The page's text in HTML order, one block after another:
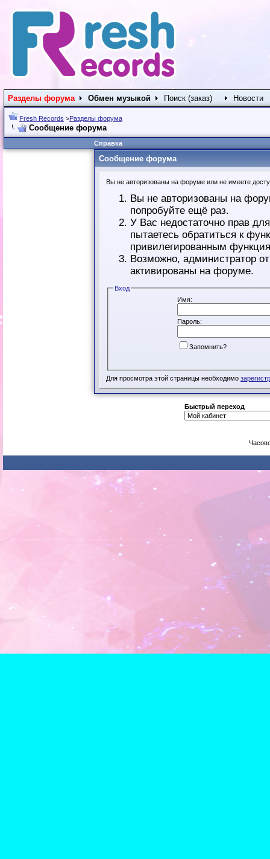
Разделы форума Обмен музыкой Поиск (заказ) Новости
Fresh Records >Разделы форума
Сообщение форума
Справка
Сообщение форума
Вы не авторизованы на форуме или не имеете
Вы не авторизованы на
попробуйте ещё раз.
У Вас недостаточно прав
пытаетесь обратиться к
привилегированным
Возможно, администратор
активированы на форуме.
Вход
Имя:
Пароль:
Запомнить?
Для просмотра этой страницы необходимо
Быстрый переход